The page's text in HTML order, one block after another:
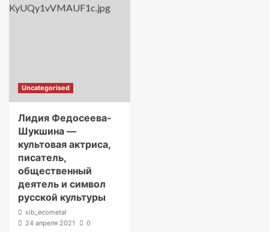
Uncategorised
Лидия Федосеева-
Шукшина —
культовая актриса,
писатель,
общественный
деятель и символ
русской культуры
sib_ecometal
24 апреля 2021
0